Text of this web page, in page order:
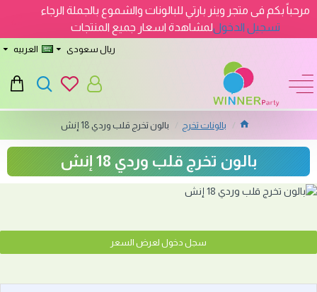
مرحباً بكم فى متجر وينر بارتي للبالونات والشموع بالجملة الرجاء
تسجيل الدخوللمشاهدة اسعار جميع المنتجات
ريال سعودى العربيه
بالونات تخرج بالون تخرج قلب وردي 18 إنش
بالون تخرج قلب وردي 18 إنش
سجل دخول لعرض السعر